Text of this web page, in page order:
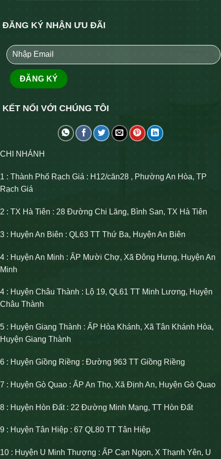
ĐĂNG KÝ NHẬN ƯU ĐÃI
KẾT NỐI VỚI CHÚNG TÔI
CHI NHÁNH
1 : Thành Phố Rạch Giá : H12/căn28 , Phường An Hòa, TP
Rạch Giá
2 : TX Hà Tiên : 28 Đường Chi Lăng, Bình San, TX Hà Tiên
3 : Huyện An Biên : QL63 TT Thứ Ba, Huyện An Biên
4 : Huyện An Minh : ẤP Mười Chợ, Xã Đông Hưng, Huyện An
Minh
4 : Huyện Châu Thành : Lộ 19, QL61 TT Minh Lương, Huyện
Châu Thành
5 : Huyện Giang Thành : ẤP Hòa Khánh, Xã Tân Khánh Hòa,
Huyện Giang Thành
6 : Huyện Giồng Riềng : Đường 963 TT Giồng Riềng
7 : Huyện Gò Quao : ẤP An Thọ, Xã Định An, Huyện Gò Quao
8 : Huyện Hòn Đất : 22 Đường Minh Mạng, TT Hòn Đất
9 : Huyện Tân Hiệp : 67 QL80 TT Tân Hiệp
10 : Huyện U Minh Thượng : ẤP Cạn Ngọn, X Thạnh Yên, U